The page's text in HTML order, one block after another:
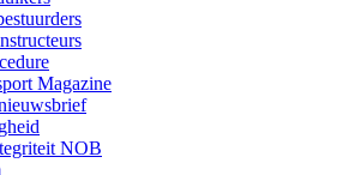
Magazine
NOB